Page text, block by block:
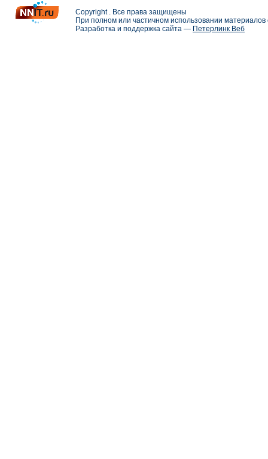
Copyright . Все права защищены
При полном или частичном использовании
Разработка и поддержка сайта — Петерлинк Веб